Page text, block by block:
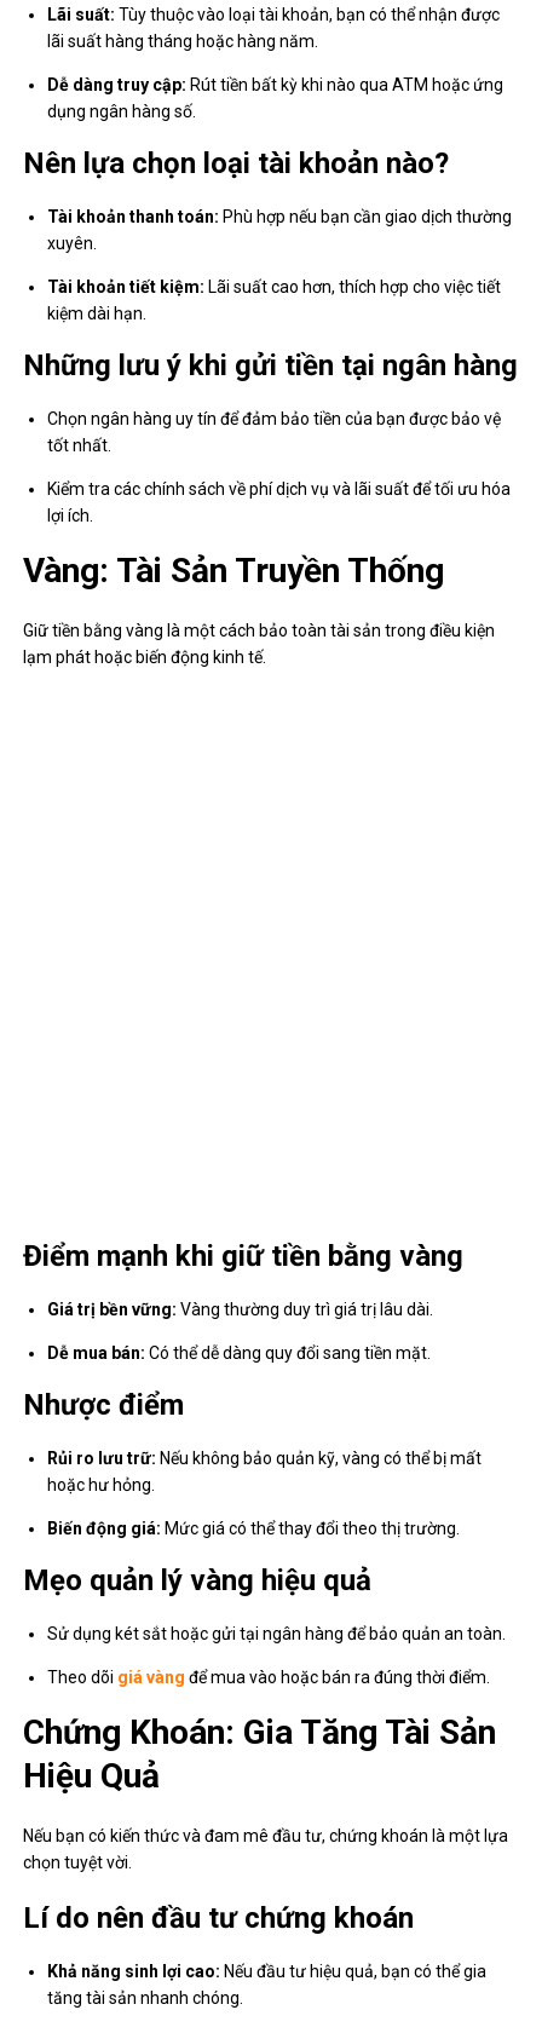
Lãi suất: Tùy thuộc vào loại tài khoản, bạn có thể nhận được
lãi suất hàng tháng hoặc hàng năm.
Dễ dàng truy cập: Rút tiền bất kỳ khi nào qua ATM hoặc ứng
dụng ngân hàng số.
Nên lựa chọn loại tài khoản nào?
Tài khoản thanh toán: Phù hợp nếu bạn cần giao dịch thường
xuyên.
Tài khoản tiết kiệm: Lãi suất cao hơn, thích hợp cho việc tiết
kiệm dài hạn.
Những lưu ý khi gửi tiền tại ngân hàng
Chọn ngân hàng uy tín để đảm bảo tiền của bạn được bảo vệ
tốt nhất.
Kiểm tra các chính sách về phí dịch vụ và lãi suất để tối ưu hóa
lợi ích.
Vàng: Tài Sản Truyền Thống
Giữ tiền bằng vàng là một cách bảo toàn tài sản trong điều kiện
lạm phát hoặc biến động kinh tế.
Điểm mạnh khi giữ tiền bằng vàng
Giá trị bền vững: Vàng thường duy trì giá trị lâu dài.
Dễ mua bán: Có thể dễ dàng quy đổi sang tiền mặt.
Nhược điểm
Rủi ro lưu trữ: Nếu không bảo quản kỹ, vàng có thể bị mất
hoặc hư hỏng.
Biến động giá: Mức giá có thể thay đổi theo thị trường.
Mẹo quản lý vàng hiệu quả
Sử dụng két sắt hoặc gửi tại ngân hàng để bảo quản an toàn.
Theo dõi giá vàng để mua vào hoặc bán ra đúng thời điểm.
Chứng Khoán: Gia Tăng Tài Sản
Hiệu Quả
Nếu bạn có kiến thức và đam mê đầu tư, chứng khoán là một lựa
chọn tuyệt vời.
Lí do nên đầu tư chứng khoán
Khả năng sinh lợi cao: Nếu đầu tư hiệu quả, bạn có thể gia
tăng tài sản nhanh chóng.